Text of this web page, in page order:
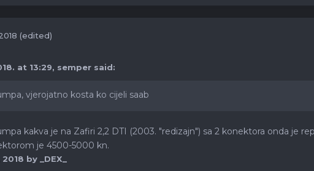
(edited)
at 13:29, sempersaid:
vjerojatno kosta ko cijeli saab
kakva je na Zafiri 2,2 DTI (2003. "redizajn") sa 2 konektora onda je
je 4500-5000 kn.
2018 by _DEX_